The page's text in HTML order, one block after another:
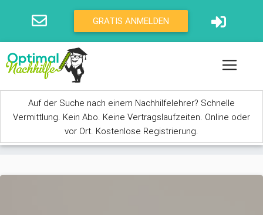
GRATIS ANMELDEN
Auf der Suche nach einem Nachhilfelehrer? Schnelle
Vermittlung. Kein Abo. Keine Vertragslaufzeiten. Online oder
vor Ort. Kostenlose Registrierung.